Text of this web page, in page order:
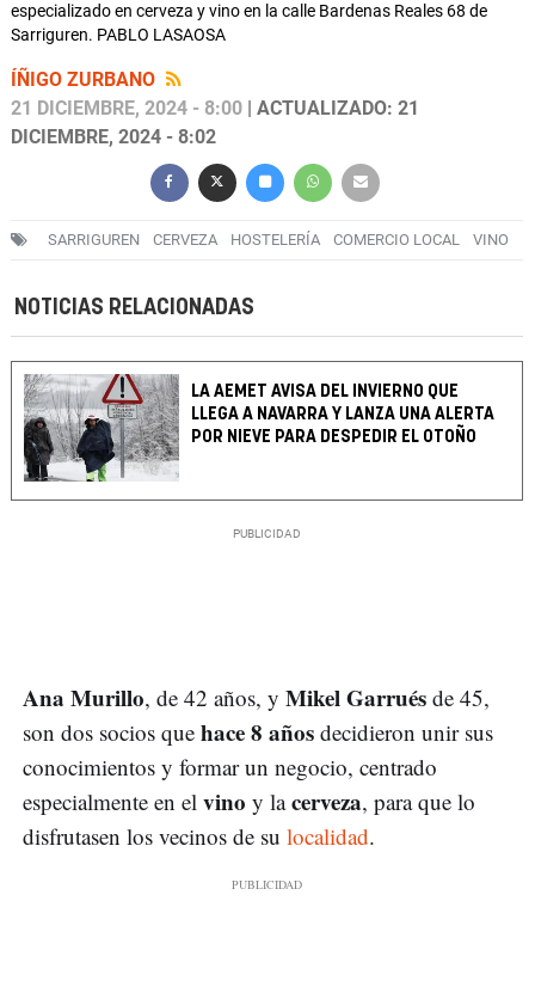
especializado en cerveza y vino en la calle Bardenas Reales 68 de
Sarriguren. PABLO LASAOSA
ÍÑIGO ZURBANO
21 DICIEMBRE, 2024 - 8:00 | ACTUALIZADO: 21
DICIEMBRE, 2024 - 8:02
SARRIGUREN CERVEZA HOSTELERÍA COMERCIO LOCAL VINO
NOTICIAS RELACIONADAS
LA AEMET AVISA DEL INVIERNO QUE
LLEGA A NAVARRA Y LANZA UNA ALERTA
POR NIEVE PARA DESPEDIR EL OTOÑO
Ana Murillo, de 42 años, y Mikel Garrués de 45,
son dos socios que hace 8 años decidieron unir sus
conocimientos y formar un negocio, centrado
especialmente en el vino y lacerveza, para que lo
disfrutasen los vecinos de su localidad.